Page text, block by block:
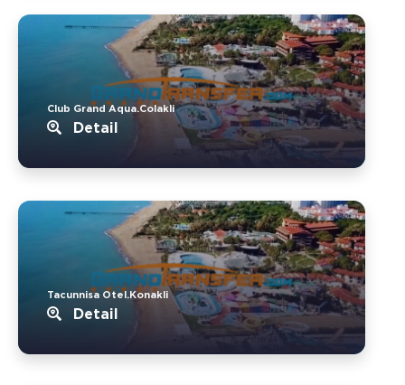
Club Grand Aqua.Colakli
Detail
Tacunnisa Otel.Konakli
Detail